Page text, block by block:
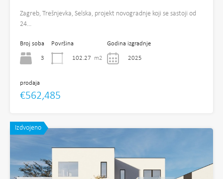
Zagreb, Trešnjevka, Selska, projekt novogradnje koji se sastoji od
24…
Broj soba
3
Površina
102.27 m2
Godina izgradnje
2025
prodaja
€562,485
Izdvojeno